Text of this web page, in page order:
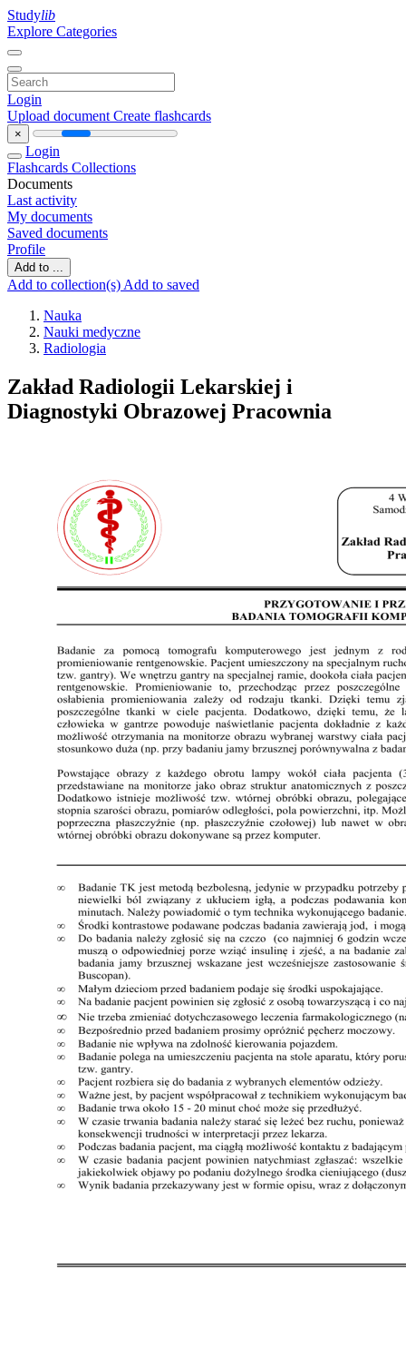
Studylib
Explore Categories
Login
Upload document Create flashcards
×
Login
Flashcards Collections
Documents
Last activity
My documents
Saved documents
Profile
Add to ...
Add to collection(s) Add to saved
Nauka
Nauki medyczne
Radiologia
Zakład Radiologii Lekarskiej i
Diagnostyki Obrazowej Pracownia